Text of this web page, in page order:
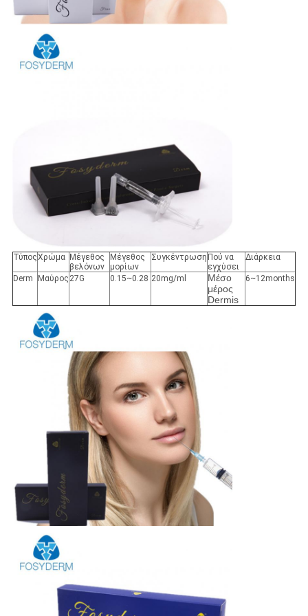
ΤύποςΧρώμα Μέγεθος
βελόνων
Μέγεθος
μορίων
Συγκέντρωση Πού να
εγχύσει
Διάρκεια
Derm Μαύρος 27G 0.15~0.28 20mg/ml
Μέσο
μέρος
Dermis
6~12months